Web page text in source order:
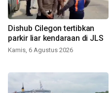
Dishub Cilegon tertibkan
parkir liar kendaraan di JLS
Kamis, 6 Agustus 2026